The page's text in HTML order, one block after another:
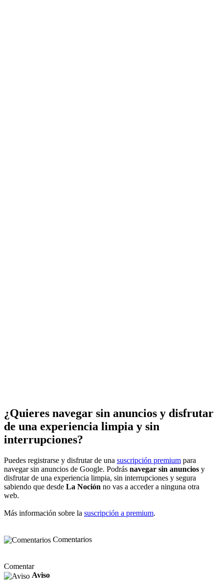
¿Quieres navegar sin anuncios y disfrutar
de una experiencia limpia y sin
interrupciones?
Puedes registrarse y disfrutar de una suscripción premium para
navegar sin anuncios de Google. Podrás navegar sin anuncios y
disfrutar de una experiencia limpia, sin interrupciones y segura
sabiendo que desde La Noción no vas a acceder a ninguna otra
web.
Más información sobre la suscripción a premium.
Comentarios
Comentar
Aviso